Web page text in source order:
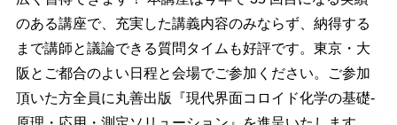
のある講座で、充実した講義内容のみならず、納得する
まで講師と議論できる質問タイムも好評です。東京・大
阪とご都合のよい日程と会場でご参加ください。ご参加
頂いた方全員に丸善出版『現代界面コロイド化学の基礎-